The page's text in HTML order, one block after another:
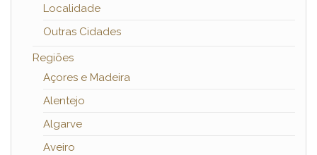
Localidade
Outras Cidades
Regiões
Açores e Madeira
Alentejo
Algarve
Aveiro